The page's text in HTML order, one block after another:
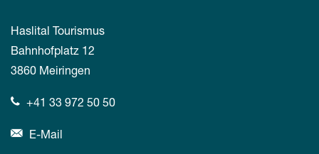
Haslital Tourismus
Bahnhofplatz 12
3860 Meiringen
+41 33 972 50 50
E-Mail